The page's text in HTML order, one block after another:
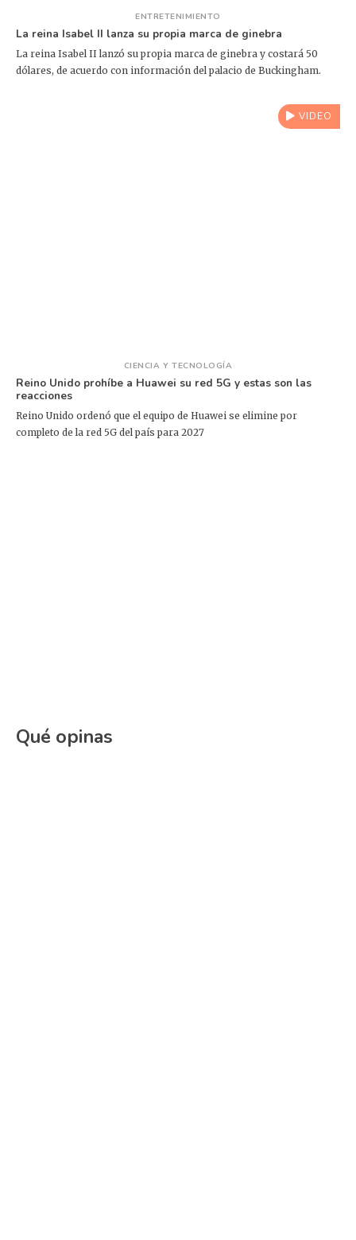
ENTRETENIMIENTO
La reina Isabel II lanza su propia marca de ginebra
La reina Isabel II lanzó su propia marca de ginebra y costará 50
dólares, de acuerdo con información del palacio de Buckingham.
VIDEO
CIENCIA Y TECNOLOGÍA
Reino Unido prohíbe a Huawei su red 5G y estas son las
reacciones
Reino Unido ordenó que el equipo de Huawei se elimine por
completo de la red 5G del país para 2027
Qué opinas